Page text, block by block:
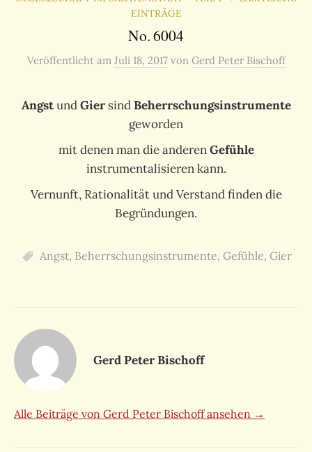
EINTRÄGE
No. 6004
Veröffentlicht am Juli 18, 2017 von Gerd Peter Bischoff
AngstundGiersindBeherrschungsinstrumente
geworden
mit denen man die anderenGefühle
instrumentalisieren kann.
Vernunft, Rationalität und Verstand finden die
Begründungen.
Angst, Beherrschungsinstrumente, Gefühle, Gier
Gerd Peter Bischoff
Alle Beiträge von Gerd Peter Bischoff ansehen →